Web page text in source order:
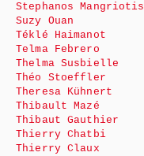
Stephanos Mangriotis
Suzy Ouan
Téklé Haimanot
Telma Febrero
Thelma Susbielle
Théo Stoeffler
Theresa Kühnert
Thibault Mazé
Thibaut Gauthier
Thierry Chatbi
Thierry Claux